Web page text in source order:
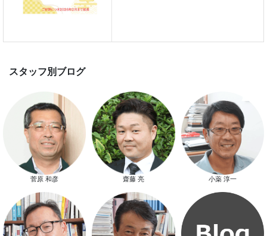
新春特別キャンペーン
菅原 和彦 齋藤 亮 小薬 淳一